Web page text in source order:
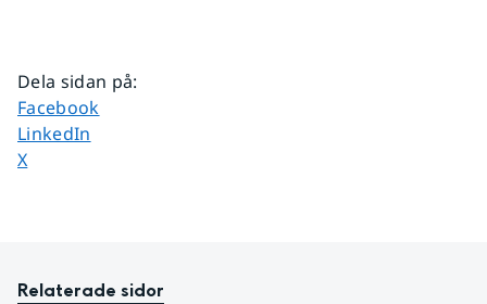
Dela sidan på:
Dela sidan på
Facebook
Dela sidan på
LinkedIn
Dela sidan på
X
Relaterade sidor